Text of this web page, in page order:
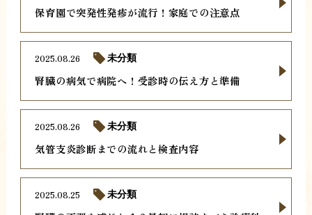
保育園で突発性発疹が流行！家庭での注意点
腎臓の病気で病院へ！受診時の伝え方と準備
2025.08.26 未分類
気管支炎診断までの流れと検査内容
2025.08.26 未分類
2025.08.25 未分類